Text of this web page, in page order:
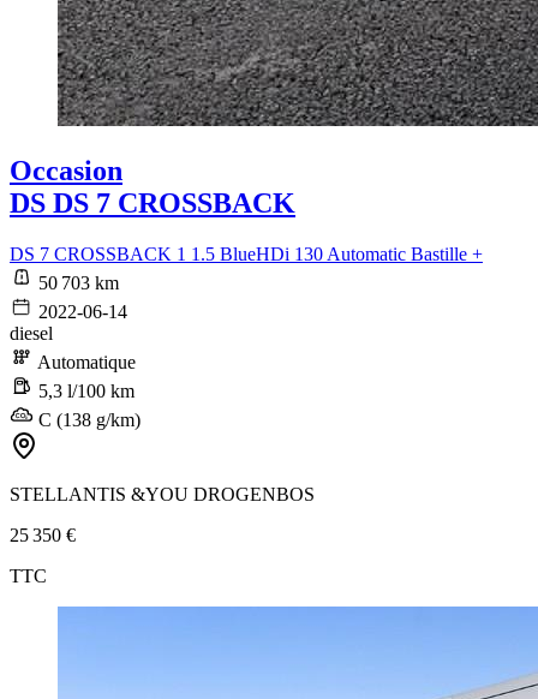
Occasion
DS DS 7 CROSSBACK
DS 7 CROSSBACK 1 1.5 BlueHDi 130 Automatic Bastille +
50 703 km
2022-06-14
diesel
Automatique
5,3 l/100 km
C (138 g/km)
STELLANTIS &YOU DROGENBOS
25 350 €
TTC